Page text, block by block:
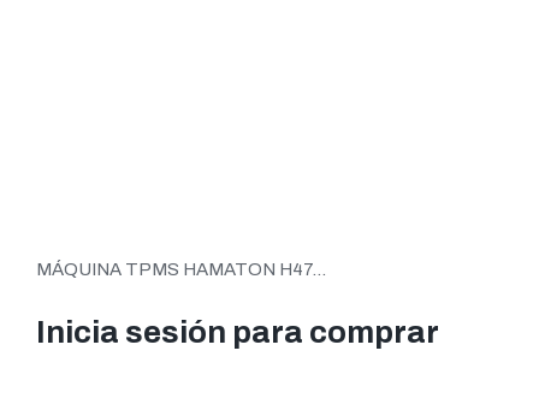
MÁQUINA TPMS HAMATON H47...
Inicia sesión para comprar